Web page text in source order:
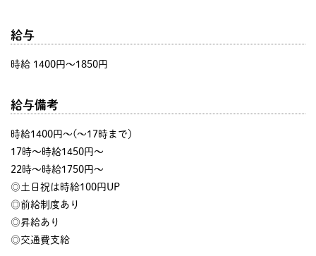
給与
時給 1400円〜1850円
給与備考
時給1400円～(～17時まで）
17時～時給1450円～
22時～時給1750円～
◎土日祝は時給100円UP
◎前給制度あり
◎昇給あり
◎交通費支給